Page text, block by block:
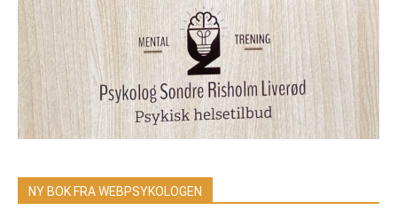
NY BOK FRA WEBPSYKOLOGEN